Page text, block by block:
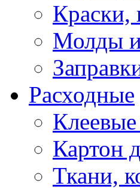
Краски,
Молды и
Расходные
Картон
Ткани,